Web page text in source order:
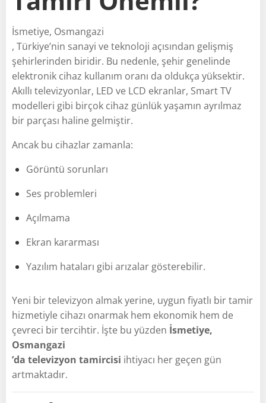
İsmetiye, Osmangazi
, Türkiye’nin sanayi ve teknoloji açısından gelişmiş
şehirlerinden biridir. Bu nedenle, şehir genelinde
elektronik cihaz kullanım oranı da oldukça yüksektir.
Akıllı televizyonlar, LED ve LCD ekranlar, Smart TV
modelleri gibi birçok cihaz günlük yaşamın ayrılmaz
bir parçası haline gelmiştir.
Ancak bu cihazlar zamanla:
Görüntü sorunları
Ses problemleri
Açılmama
Ekran kararması
Yazılım hataları gibi arızalar gösterebilir.
Yeni bir televizyon almak yerine, uygun fiyatlı bir tamir
hizmetiyle cihazı onarmak hem ekonomik hem de
çevreci bir tercihtir. İşte bu yüzden İsmetiye,
Osmangazi
’da televizyon tamircisi ihtiyacı her geçen gün
artmaktadır.